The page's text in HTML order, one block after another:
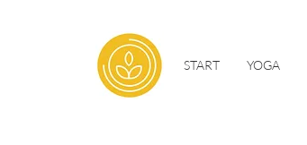
START YOGA